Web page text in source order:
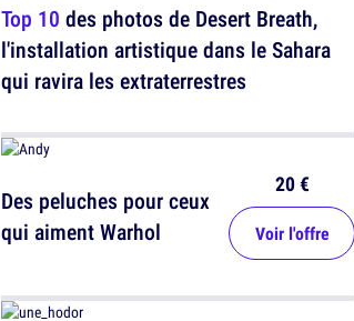
Top 10 des photos de Desert Breath,
l'installation artistique dans le Sahara
qui ravira les extraterrestres
Des peluches pour ceux
qui aiment Warhol
20 €
Voir l'offre